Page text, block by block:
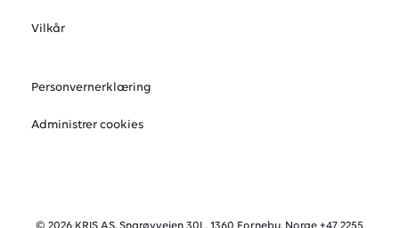
Vilkår
Personvernerklæring
Administrer cookies